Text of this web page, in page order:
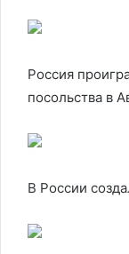
Россия
посольства в
В России